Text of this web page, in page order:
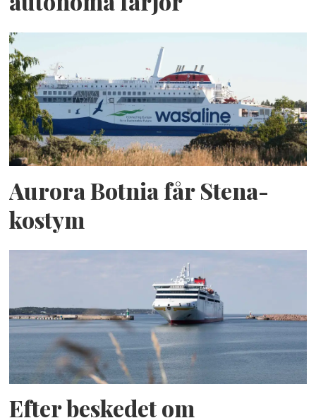
Aurora Botnia får Stena-
kostym
Efter beskedet om